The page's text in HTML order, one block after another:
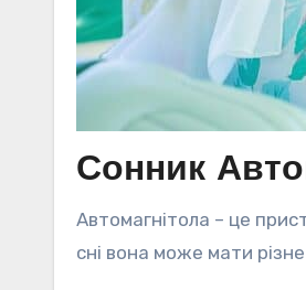
Сонник
Автомагнітола – це
сні вона може мати